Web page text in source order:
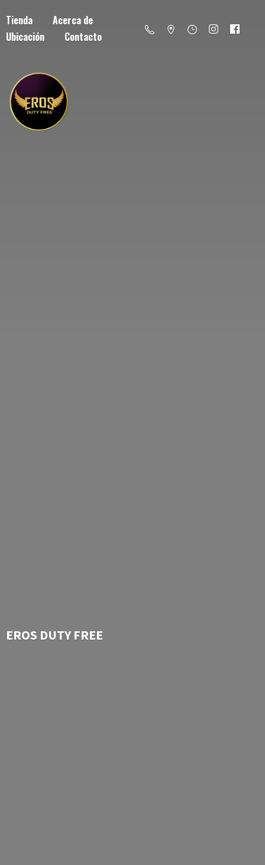
Tienda
Acerca de
Ubicación
Contacto
EROS DUTY FREE